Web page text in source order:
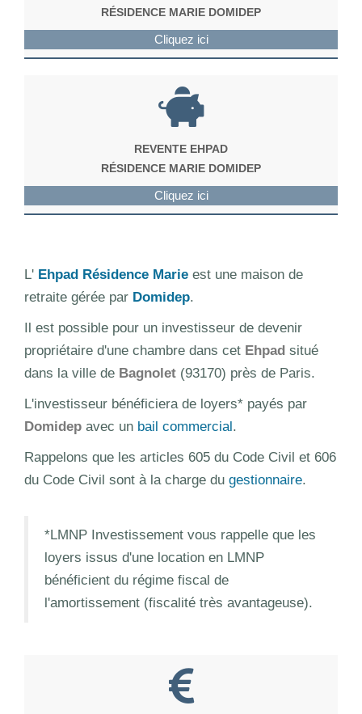
RÉSIDENCE MARIE DOMIDEP
Cliquez ici
REVENTE EHPAD
RÉSIDENCE MARIE DOMIDEP
Cliquez ici
L' Ehpad Résidence Marie est une maison de
retraite gérée par Domidep.
Il est possible pour un investisseur de devenir
propriétaire d'une chambre dans cet Ehpad situé
dans la ville de Bagnolet (93170) près de Paris.
L'investisseur bénéficiera de loyers* payés par
Domidep avec un bail commercial.
Rappelons que les articles 605 du Code Civil et 606
du Code Civil sont à la charge du gestionnaire.
*LMNP Investissement vous rappelle que les
loyers issus d'une location en LMNP
bénéficient du régime fiscal de
l'amortissement (fiscalité très avantageuse).